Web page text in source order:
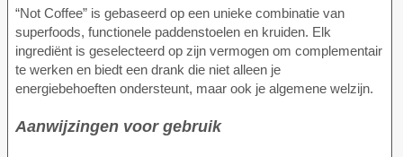
“Not Coffee” is gebaseerd op een unieke combinatie van
superfoods, functionele paddenstoelen en kruiden. Elk
ingrediënt is geselecteerd op zijn vermogen om complementair
te werken en biedt een drank die niet alleen je
energiebehoeften ondersteunt, maar ook je algemene welzijn.
Aanwijzingen voor gebruik